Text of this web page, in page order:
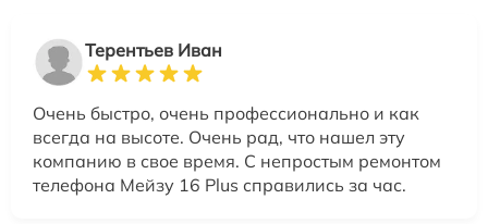
Терентьев Иван
Очень быстро, очень профессионально и как
всегда на высоте. Очень рад, что нашел эту
компанию в свое время. С непростым ремонтом
телефона Мейзу 16 Plus справились за час.